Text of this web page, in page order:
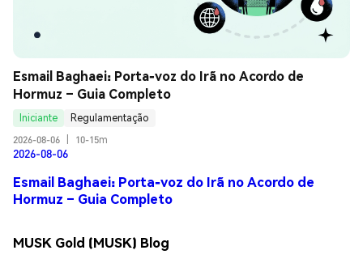
Esmail Baghaei: Porta-voz do Irã no Acordo de
Hormuz – Guia Completo
Iniciante
Regulamentação
2026-08-06
10-15m
2026-08-06
Esmail Baghaei: Porta-voz do Irã no Acordo de
Hormuz – Guia Completo
MUSK Gold (MUSK) Blog